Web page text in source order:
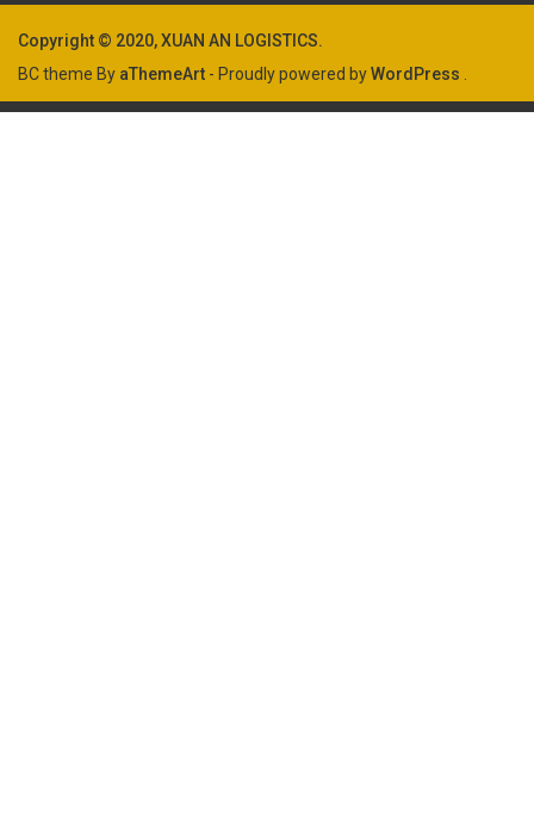
Copyright © 2020, XUAN AN LOGISTICS.
BC theme By aThemeArt - Proudly powered byWordPress